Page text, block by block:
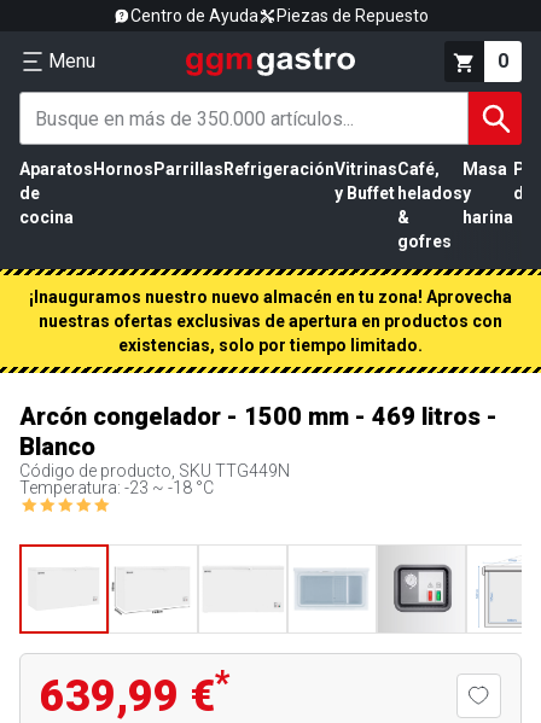
Centro de Ayuda Piezas de Repuesto
Menu 0
Aparatos
de
cocina
Hornos Parrillas RefrigeraciónVitrinas
y Buffet
Café,
helados
&
gofres
Masa
y
harina
de
¡Inauguramos nuestro nuevo almacén en tu zona! Aprovecha
nuestras ofertas exclusivas de apertura en productos con
existencias, solo por tiempo limitado.
Arcón congelador - 1500 mm - 469 litros -
Blanco
Código de producto, SKU TTG449N
Temperatura: -23 ~ -18 °C
639,99 €*